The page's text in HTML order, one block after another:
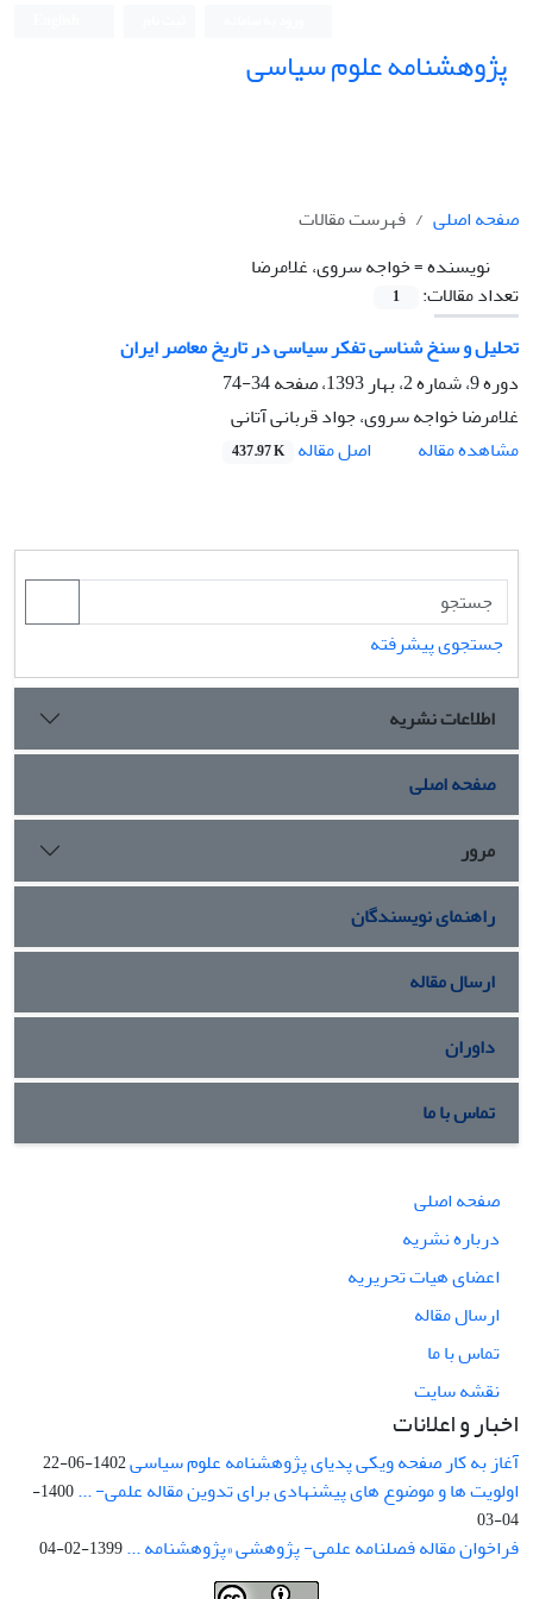
پژوهشنامه علوم سیاسی
صفحه اصلی
فهرست مقالات
نویسنده =خواجه سروی، غلامرضا
تعداد مقالات:
1
تحلیل و سنخ شناسی تفکر سیاسی در تاریخ معاصر ایران
دوره 9، شماره 2، بهار 1393، صفحه
34-74
غلامرضا خواجه سروی، جواد قربانی آتانی
مشاهده مقاله
اصل مقاله 437.97 K
جستجوی پیشرفته
اطلاعات نشریه
صفحه اصلی
مرور
راهنمای نویسندگان
ارسال مقاله
داوران
تماس با ما
صفحه اصلی
درباره نشریه
اعضای هیات تحریریه
ارسال مقاله
تماس با ما
نقشه سایت
اخبار و اعلانات
آغاز به کار صفحه ویکی پدیای پژوهشنامه علوم سیاسی1402-06-22
اولویت ها و موضوع های پیشنهادی برای تدوین مقاله علمی- ...
1400-
04-03
فراخوان مقاله فصلنامه علمی- پژوهشی «پژوهشنامه ...1399-02-04